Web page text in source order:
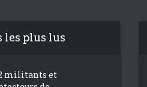
les plus lus
militants et